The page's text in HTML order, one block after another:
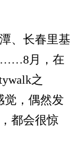
、长春里基
……8月，在
之
觉，偶然发
都会很惊